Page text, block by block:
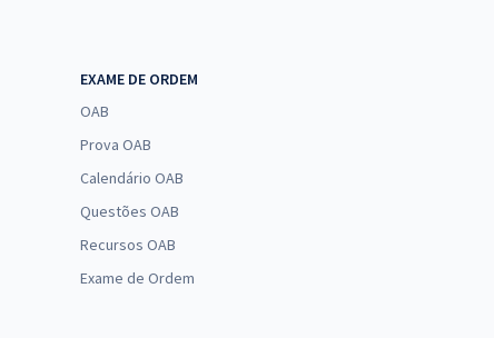
EXAME DE ORDEM
OAB
Prova OAB
Calendário OAB
Questões OAB
Recursos OAB
Exame de Ordem